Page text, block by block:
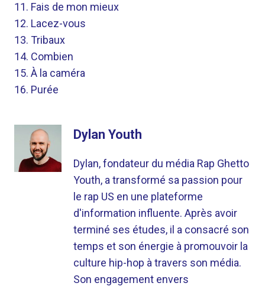
11. Fais de mon mieux
12. Lacez-vous
13. Tribaux
14. Combien
15. À la caméra
16. Purée
Dylan Youth
Dylan, fondateur du média Rap Ghetto
Youth, a transformé sa passion pour
le rap US en une plateforme
d'information influente. Après avoir
terminé ses études, il a consacré son
temps et son énergie à promouvoir la
culture hip-hop à travers son média.
Son engagement envers